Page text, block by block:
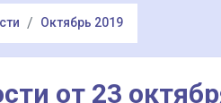
Октябрь 2019
от 23